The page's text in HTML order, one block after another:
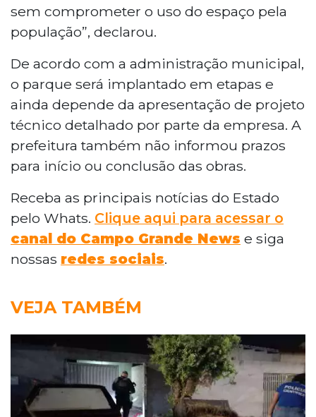
sem comprometer o uso do espaço pela
população”, declarou.
De acordo com a administração municipal,
o parque será implantado em etapas e
ainda depende da apresentação de projeto
técnico detalhado por parte da empresa. A
prefeitura também não informou prazos
para início ou conclusão das obras.
Receba as principais notícias do Estado
pelo Whats. Clique aqui para acessar o
canal do Campo Grande News e siga
nossas redes sociais.
VEJA TAMBÉM